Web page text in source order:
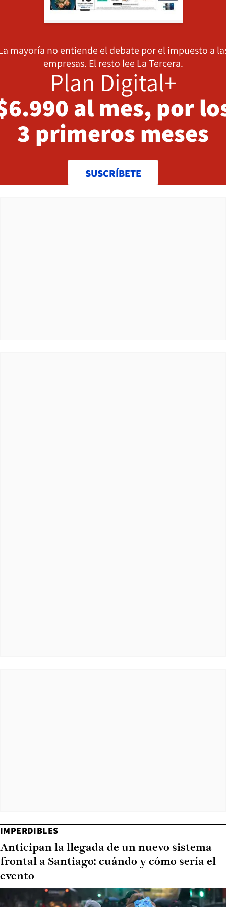
mayoría no entiende el debate por el impuesto a
empresas. El resto lee La Tercera.
Plan Digital+
al mes, por
3 primeros meses
SUSCRÍBETE
IMPERDIBLES
Anticipan la llegada de un nuevo sistema
frontal a Santiago: cuándo y cómo sería el
evento